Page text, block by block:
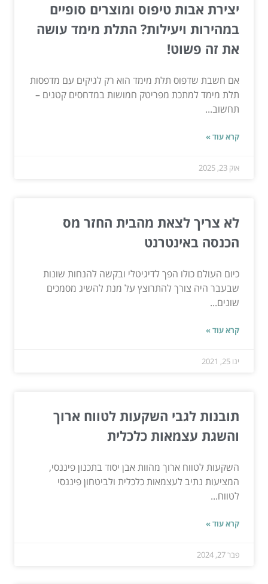
יצירת אבות טיפוס ומוצרים סופיים
במהירות ויעילות? התלת מימד עושה
את זה פשוט!
אם חשבת שדפוס תלת מימד הוא רק לגיקים עם מדפסות
תלת מימד למתכת מפריטק חמושות במדחסים קטנים –
תחשוב...
קרא עוד »
אוק 23, 2025
לא צריך לצאת מהבית החזר מס
הכנסה באינטרנט
כיום העולם כולו הפך לדיגיטלי ובקשה להנחות שונות
שבעבר היה צורך להתרוצץ על מנת להשיג מסמכים
שונים...
קרא עוד »
ינו 25, 2021
תובנות לגבי השקעות לטווח ארוך
והשגת עצמאות כלכלית
השקעות לטווח ארוך מהוות אבן יסוד בתכנון פיננסי,
המציעות נתיב לעצמאות כלכלית ולביטחון פיננסי
לטווח...
קרא עוד »
פבר 27, 2024